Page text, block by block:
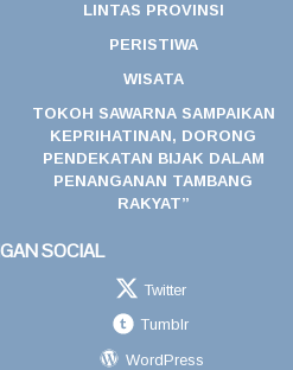
LINTAS PROVINSI
PERISTIWA
WISATA
TOKOH SAWARNA SAMPAIKAN
KEPRIHATINAN, DORONG
PENDEKATAN BIJAK DALAM
PENANGANAN TAMBANG
RAKYAT”
SOCIAL
Twitter
Tumblr
WordPress